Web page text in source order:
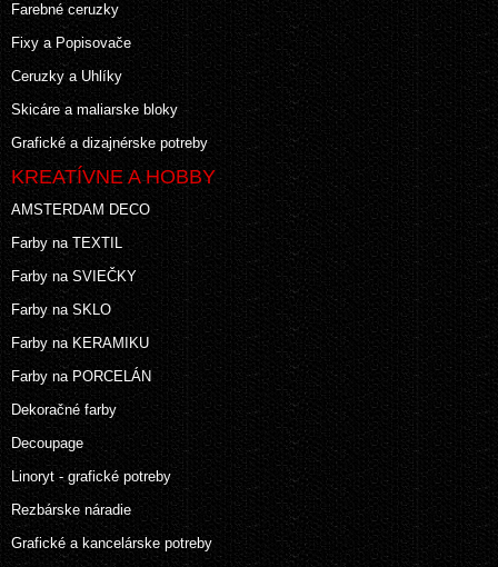
Farebné ceruzky
Fixy a Popisovače
Ceruzky a Uhlíky
Skicáre a maliarske bloky
Grafické a dizajnérske potreby
KREATÍVNE A HOBBY
AMSTERDAM DECO
Farby na TEXTIL
Farby na SVIEČKY
Farby na SKLO
Farby na KERAMIKU
Farby na PORCELÁN
Dekoračné farby
Decoupage
Linoryt - grafické potreby
Rezbárske náradie
Grafické a kancelárske potreby